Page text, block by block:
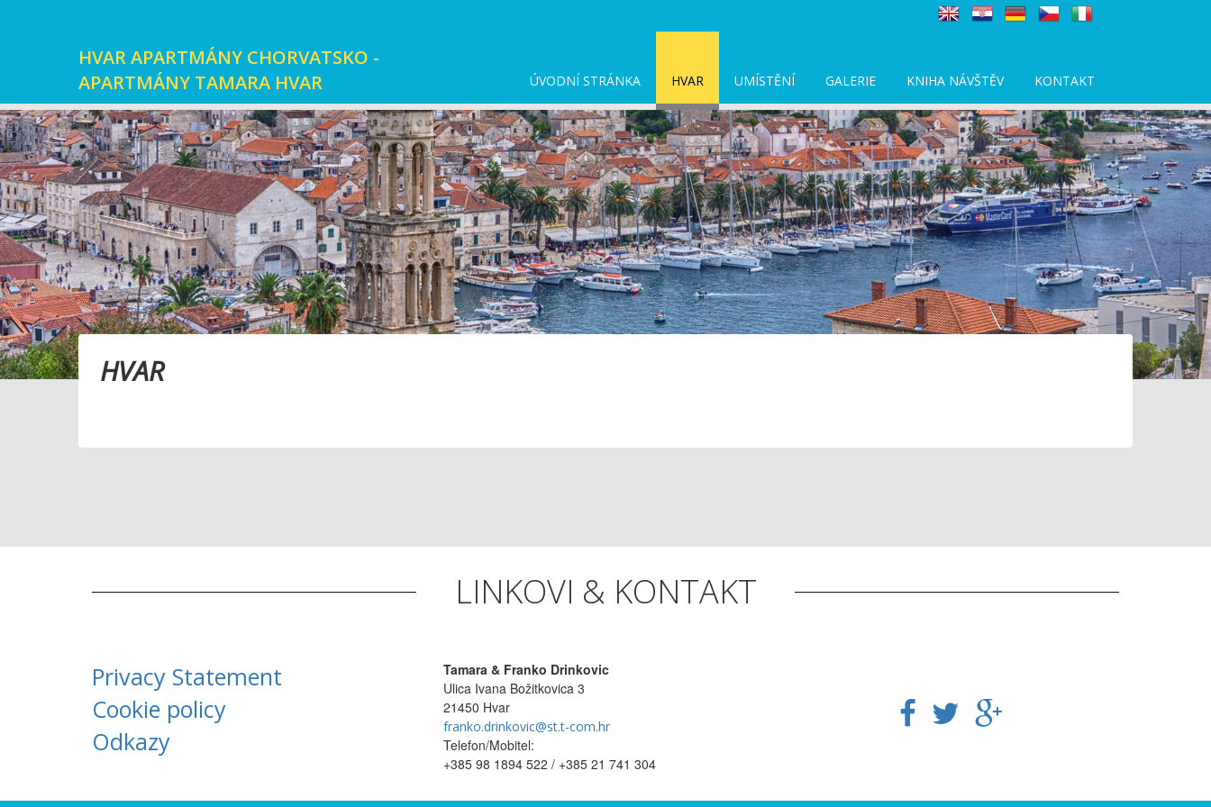
HVAR APARTMÁNY CHORVATSKO -
APARTMÁNY TAMARA HVAR
ÚVODNÍ STRÁNKA HVAR UMÍSTĚNÍ GALERIE KNIHA NÁVŠTĚV KONTAKT
HVAR
LINKOVI & KONTAKT
Privacy Statement
Cookie policy
Odkazy
Tamara & Franko Drinkovic
Ulica Ivana Božitkovica 3
21450 Hvar
franko.drinkovic@st.t-com.hr
Telefon/Mobitel:
+385 98 1894 522 / +385 21 741 304